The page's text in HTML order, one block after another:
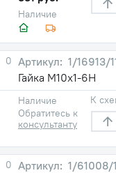
Наличие
0
1/16913/
Гайка М10х1-6Н
Наличие
Обратитесь к
консультанту
К
0
1/61008/